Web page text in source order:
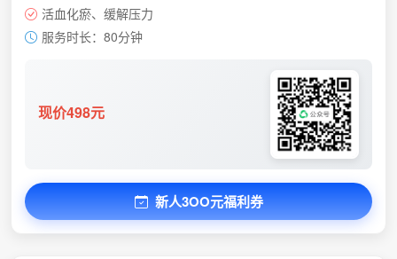
活血化瘀、缓解压力
服务时长：80分钟
现价498元
新人3OO元福利券